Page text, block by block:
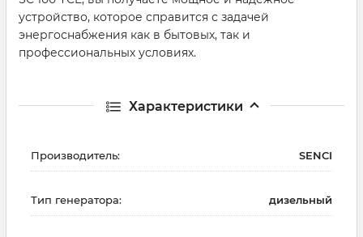
устройство, которое справится с задачей
энергоснабжения как в бытовых, так и
профессиональных условиях.
Характеристики
Производитель: SENCI
Тип генератора: дизельный